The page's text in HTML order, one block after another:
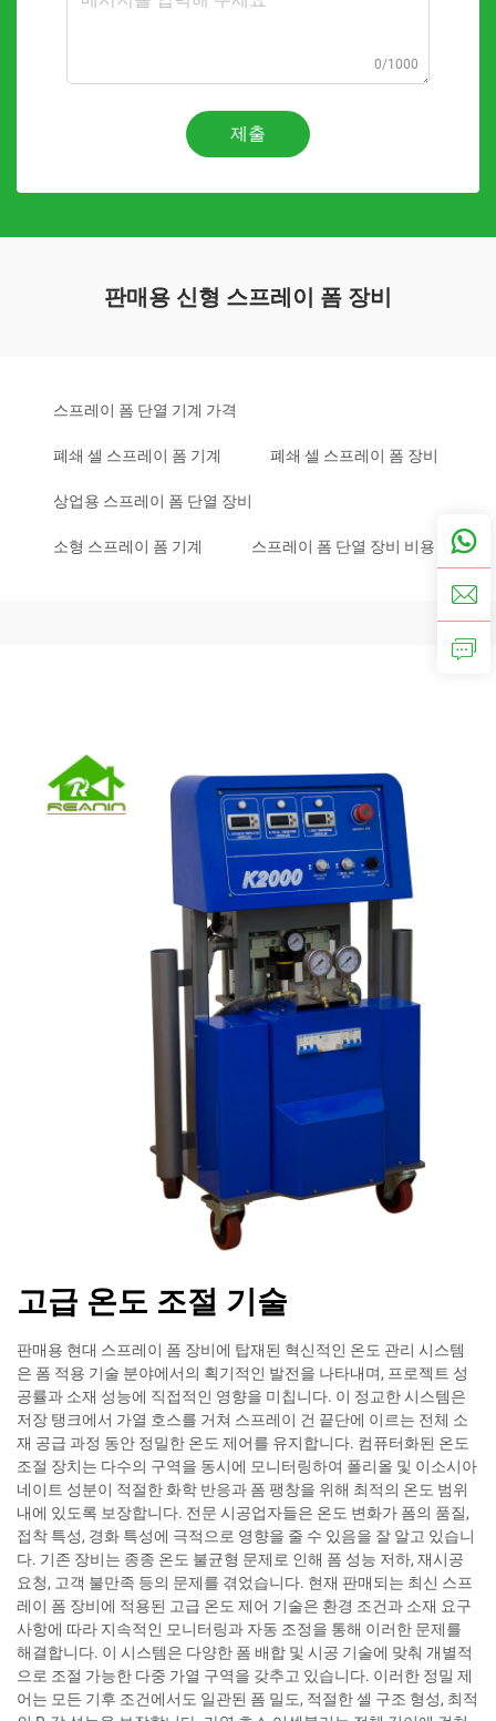
0/1000
제출
판매용 신형 스프레이 폼 장비
스프레이 폼 단열 기계 가격
폐쇄 셀 스프레이 폼 기계 폐쇄 셀 스프레이 폼 장비
상업용 스프레이 폼 단열 장비
소형 스프레이 폼 기계 스프레이 폼 단열 장비 비용
고급 온도 조절 기술
판매용 현대 스프레이 폼 장비에 탑재된 혁신적인 온도 관리 시스템
은 폼 적용 기술 분야에서의 획기적인 발전을 나타내며, 프로젝트 성
공률과 소재 성능에 직접적인 영향을 미칩니다. 이 정교한 시스템은
저장 탱크에서 가열 호스를 거쳐 스프레이 건 끝단에 이르는 전체 소
재 공급 과정 동안 정밀한 온도 제어를 유지합니다. 컴퓨터화된 온도
조절 장치는 다수의 구역을 동시에 모니터링하여 폴리올 및 이소시아
네이트 성분이 적절한 화학 반응과 폼 팽창을 위해 최적의 온도 범위
내에 있도록 보장합니다. 전문 시공업자들은 온도 변화가 폼의 품질,
접착 특성, 경화 특성에 극적으로 영향을 줄 수 있음을 잘 알고 있습니
다. 기존 장비는 종종 온도 불균형 문제로 인해 폼 성능 저하, 재시공
요청, 고객 불만족 등의 문제를 겪었습니다. 현재 판매되는 최신 스프
레이 폼 장비에 적용된 고급 온도 제어 기술은 환경 조건과 소재 요구
사항에 따라 지속적인 모니터링과 자동 조정을 통해 이러한 문제를
해결합니다. 이 시스템은 다양한 폼 배합 및 시공 기술에 맞춰 개별적
으로 조절 가능한 다중 가열 구역을 갖추고 있습니다. 이러한 정밀 제
어는 모든 기후 조건에서도 일관된 폼 밀도, 적절한 셀 구조 형성, 최적